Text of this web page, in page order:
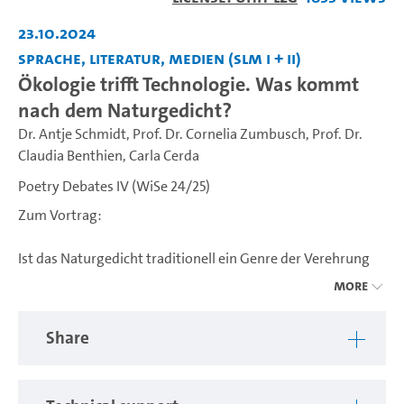
23.10.2024
Sprache, Literatur, Medien (SLM I + II)
Ökologie trifft Technologie. Was kommt
nach dem Naturgedicht?
Dr. Antje Schmidt, Prof. Dr. Cornelia Zumbusch, Prof. Dr.
Claudia Benthien,Carla Cerda
Poetry Debates IV (WiSe 24/25)
Zum Vortrag:
Ist das Naturgedicht traditionell ein Genre der Verehrung
Herausforderungen der fortschreitenden
More
Share